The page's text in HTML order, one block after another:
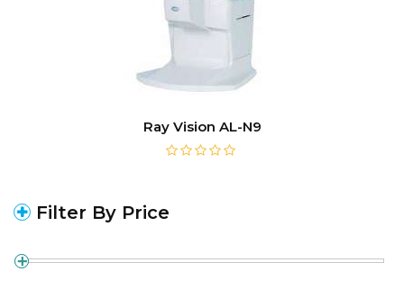
Filter By Price
Ray Vision AL-N9